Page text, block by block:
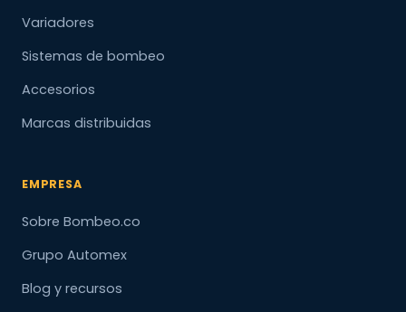
Variadores
Sistemas de bombeo
Accesorios
Marcas distribuidas
EMPRESA
Sobre Bombeo.co
Grupo Automex
Blog y recursos